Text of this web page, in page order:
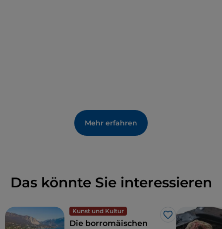
Mehr erfahren
Das könnte Sie interessieren
Kunst und Kultur
Like
Die borromäischen